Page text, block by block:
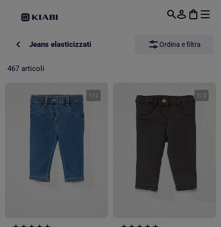
Jeans elasticizzati Ordina e filtra
467 articoli
1 / 2 1 / 2